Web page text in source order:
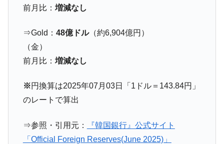
は韓国で『BYD』車は売れている。6カ月で対前年同期比
『Money1』
在韓米国大使スティールが着韓！⇒ さっそ
く空港に詰めかけ「出て行け！」「極右勢力」のプラカー
ドを掲げる「在韓反米勢力」
ータセンター整備」⇒ だから無理だってば。
『Money1』
JPモルガン「韓国レバレッジETFの清算は
『Money1』
韓国『国民年金公団』株価暴落で200兆蒸
前月比： 増減なし
⇒Gold： 48億ドル（約6,904億円）
（金）
前月比： 増減なし
※円換算は2025年07月03日「1ドル＝143.84円」
のレートで算出
⇒参照・引用元：
『韓国銀行』公式サイト
「Official Foreign Reserves(June 2025)」